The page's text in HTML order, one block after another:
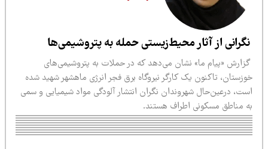
از آثار محیط‌زیستی حمله به پتروشیمی‌ها
«پیام ما» نشان می‌دهد که در حملات به پتروشیمی‌های
تاکنون یک کارگر نیروگاه برق فجر انرژی ماهشهر شهید شده
درعین‌حال شهروندان نگران انتشار آلودگی مواد شیمیایی و سمی
مناطق مسکونی اطراف هستند.